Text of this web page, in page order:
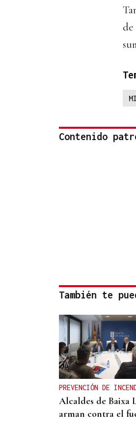
Contenido
También te
PREVENCIÓN DE
Alcaldes de Baixa
arman contra el